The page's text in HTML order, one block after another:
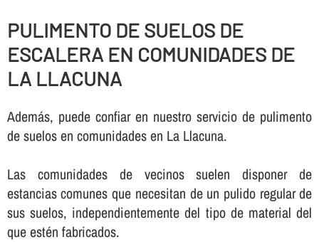
PULIMENTO DE SUELOS DE
ESCALERA EN COMUNIDADES DE
LA LLACUNA
Además, puede confiar en nuestro servicio de pulimento
de suelos en comunidades en La Llacuna.
Las comunidades de vecinos suelen disponer de
estancias comunes que necesitan de un pulido regular de
sus suelos, independientemente del tipo de material del
que estén fabricados.